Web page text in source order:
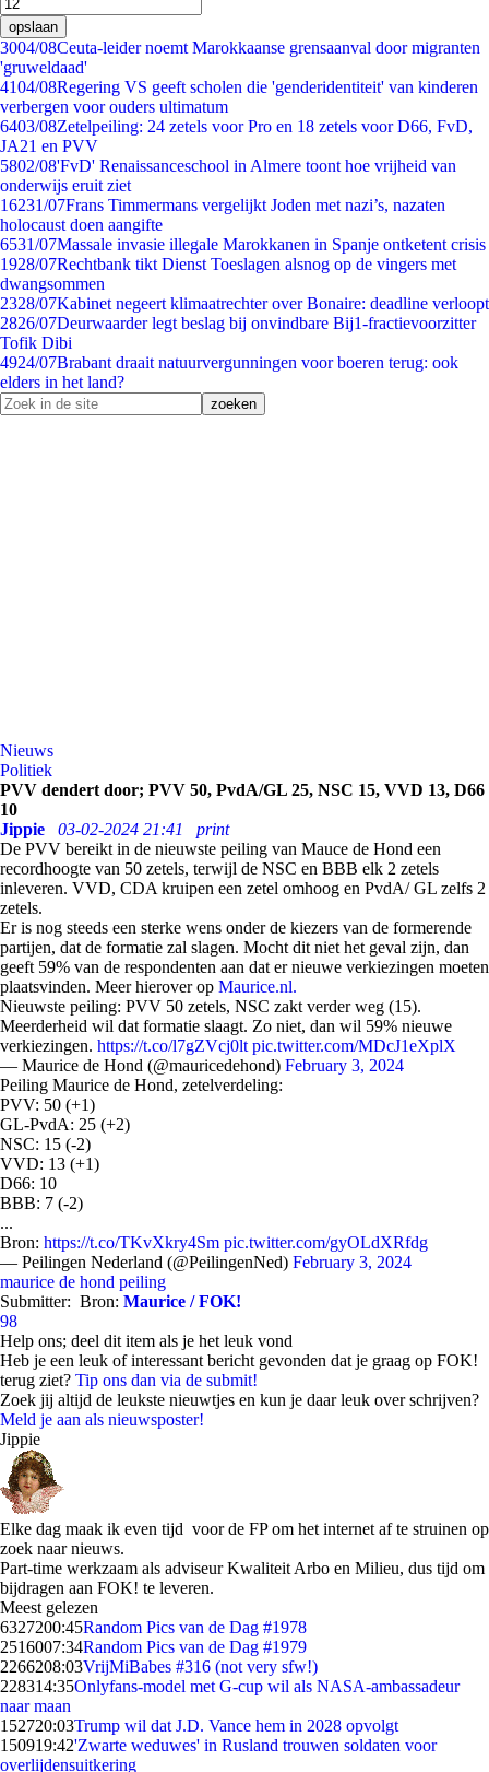
opslaan
3004/08Ceuta-leider noemt Marokkaanse grensaanval door migranten
'gruweldaad'
4104/08Regering VS geeft scholen die 'genderidentiteit' van kinderen
verbergen voor ouders ultimatum
6403/08Zetelpeiling: 24 zetels voor Pro en 18 zetels voor D66, FvD,
JA21 en PVV
5802/08'FvD' Renaissanceschool in Almere toont hoe vrijheid van
onderwijs eruit ziet
16231/07Frans Timmermans vergelijkt Joden met nazi’s, nazaten
holocaust doen aangifte
6531/07Massale invasie illegale Marokkanen in Spanje ontketent crisis
1928/07Rechtbank tikt Dienst Toeslagen alsnog op de vingers met
dwangsommen
2328/07Kabinet negeert klimaatrechter over Bonaire: deadline verloopt
2826/07Deurwaarder legt beslag bij onvindbare Bij1-fractievoorzitter
Tofik Dibi
4924/07Brabant draait natuurvergunningen voor boeren terug: ook
elders in het land?
Nieuws
Politiek
PVV dendert door; PVV 50, PvdA/GL 25, NSC 15, VVD 13, D66
10
Jippie
03-02-2024 21:41
print
De PVV bereikt in de nieuwste peiling van Mauce de Hond een
recordhoogte van 50 zetels, terwijl de NSC en BBB elk 2 zetels
inleveren. VVD, CDA kruipen een zetel omhoog en PvdA/ GL zelfs 2
zetels.
Er is nog steeds een sterke wens onder de kiezers van de formerende
partijen, dat de formatie zal slagen. Mocht dit niet het geval zijn, dan
geeft 59% van de respondenten aan dat er nieuwe verkiezingen moeten
plaatsvinden. Meer hierover op Maurice.nl.
Nieuwste peiling: PVV 50 zetels, NSC zakt verder weg (15).
Meerderheid wil dat formatie slaagt. Zo niet, dan wil 59% nieuwe
verkiezingen. https://t.co/l7gZVcj0lt pic.twitter.com/MDcJ1eXplX
— Maurice de Hond (@mauricedehond) February 3, 2024
Peiling Maurice de Hond, zetelverdeling:
PVV: 50 (+1)
GL-PvdA: 25 (+2)
NSC: 15 (-2)
VVD: 13 (+1)
D66: 10
BBB: 7 (-2)
...
Bron: https://t.co/TKvXkry4Sm pic.twitter.com/gyOLdXRfdg
— Peilingen Nederland (@PeilingenNed) February 3, 2024
maurice de hond peiling
Submitter: Bron: Maurice / FOK!
98
Help ons; deel dit item als je het leuk vond
Heb je een leuk of interessant bericht gevonden dat je graag op FOK!
terug ziet? Tip ons dan via de submit!
Zoek jij altijd de leukste nieuwtjes en kun je daar leuk over schrijven?
Meld je aan als nieuwsposter!
Jippie
Elke dag maak ik even tijd voor de FP om het internet af te struinen op
zoek naar nieuws.
Part-time werkzaam als adviseur Kwaliteit Arbo en Milieu, dus tijd om
bijdragen aan FOK! te leveren.
Meest gelezen
6327200:45Random Pics van de Dag #1978
2516007:34Random Pics van de Dag #1979
2266208:03VrijMiBabes #316 (not very sfw!)
228314:35Onlyfans-model met G-cup wil als NASA-ambassadeur
naar maan
152720:03Trump wil dat J.D. Vance hem in 2028 opvolgt
150919:42'Zwarte weduwes' in Rusland trouwen soldaten voor
overlijdensuitkering